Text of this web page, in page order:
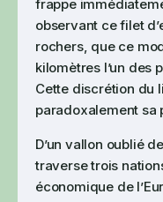
frappe
observant ce filet
rochers, que ce
kilomètres l’un des
Cette discrétion du
paradoxalement sa
D’un vallon oublié
traverse trois
économique de